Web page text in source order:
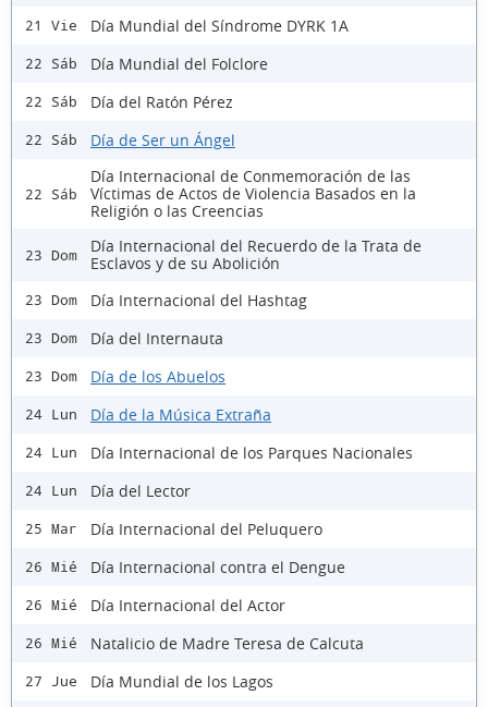
21 Vie Día Mundial del Síndrome DYRK 1A
22 Sáb Día Mundial del Folclore
22 Sáb Día del Ratón Pérez
22 Sáb Día de Ser un Ángel
22 Sáb
Día Internacional de Conmemoración de las
Víctimas de Actos de Violencia Basados en la
Religión o las Creencias
23 Dom
Día Internacional del Recuerdo de la Trata de
Esclavos y de su Abolición
23 Dom Día Internacional del Hashtag
23 Dom Día del Internauta
23 Dom Día de los Abuelos
24 Lun Día de la Música Extraña
24 Lun Día Internacional de los Parques Nacionales
24 Lun Día del Lector
25 Mar Día Internacional del Peluquero
26 Mié Día Internacional contra el Dengue
26 Mié Día Internacional del Actor
26 Mié Natalicio de Madre Teresa de Calcuta
27 Jue Día Mundial de los Lagos